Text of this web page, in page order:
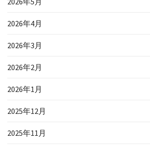
2026年4月
2026年3月
2026年2月
2026年1月
2025年12月
2025年11月